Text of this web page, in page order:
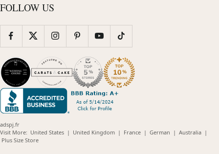
FOLLOW US
adspj.fr
Visit More: United States(opens
| United Kingdom(opens
| France(opens
| German (opens
| Australia(opens
|
Plus Size Store(opens